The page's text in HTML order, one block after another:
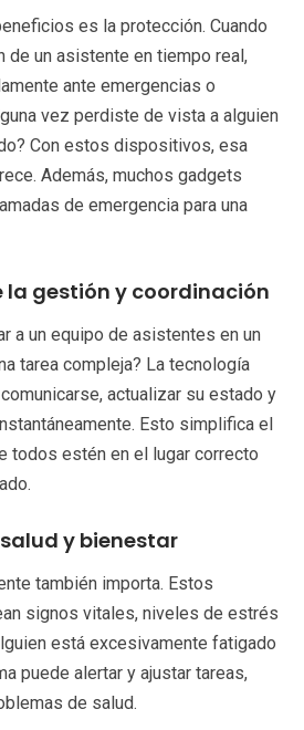
es la protección. Cuando
de un asistente en tiempo real,
ante emergencias o
vez perdiste de vista a alguien
Con estos dispositivos, esa
Además, muchos gadgets
de emergencia para una
la gestión y coordinación
a un equipo de asistentes en un
tarea compleja? La tecnología
actualizar su estado y
Esto simplifica el
todos estén en el lugar correcto
y bienestar
también importa. Estos
signos vitales, niveles de estrés
está excesivamente fatigado
puede alertar y ajustar tareas,
de salud.